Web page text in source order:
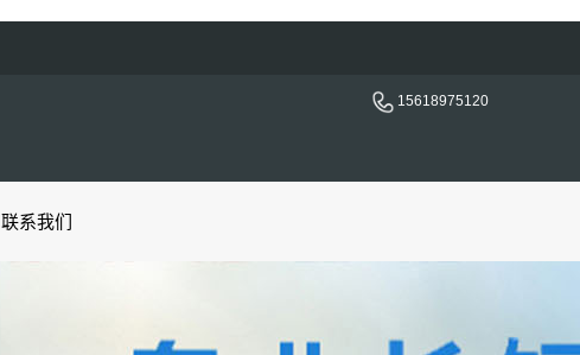
15618975120
联系我们